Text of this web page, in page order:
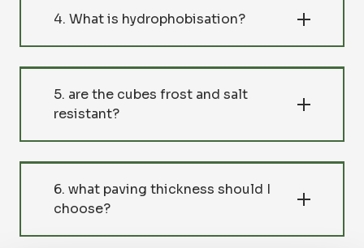
4. What is hydrophobisation?
5. are the cubes frost and salt
resistant?
6. what paving thickness should I
choose?